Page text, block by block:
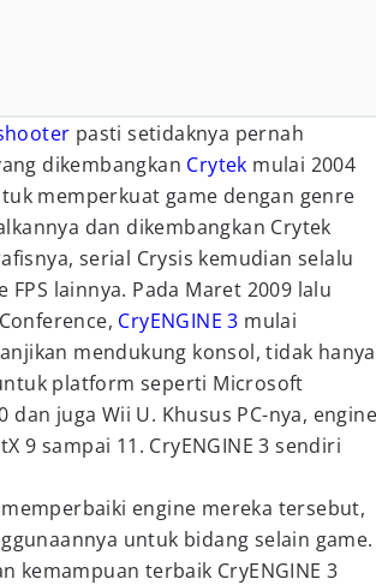
pasti setidaknya pernah
dikembangkan Crytek mulai 2004
memperkuat game dengan genre
dan dikembangkan Crytek
serial Crysis kemudian selalu
lainnya. Pada Maret 2009 lalu
CryENGINE 3 mulai
mendukung konsol, tidak hanya
platform seperti Microsoft
dan juga Wii U. Khusus PC-nya, engine
9 sampai 11. CryENGINE 3 sendiri
engine mereka tersebut,
untuk bidang selain game.
kemampuan terbaik CryENGINE 3